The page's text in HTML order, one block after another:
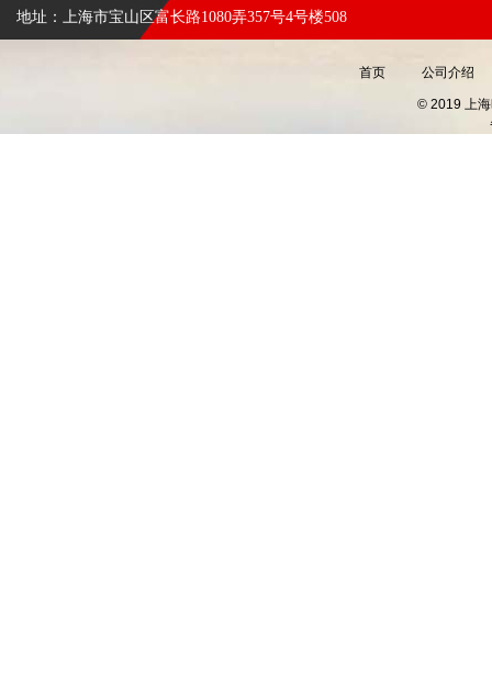
地址：上海市宝山区富长路1080弄357号4号楼508
首页 公司介绍
© 2019 上